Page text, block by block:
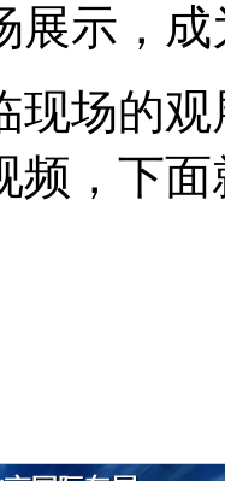
展示，
现场的
频，下